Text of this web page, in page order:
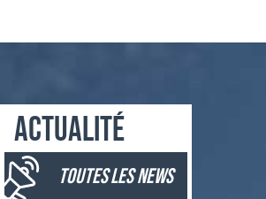
Actualité
toutes les news